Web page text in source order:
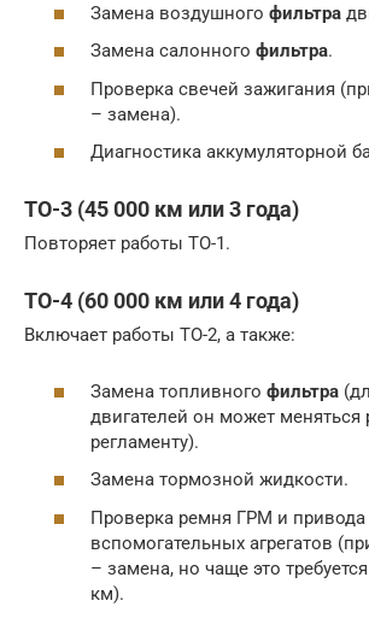
Замена воздушного фильтра
Замена салонного фильтра.
Проверка свечей зажигания
– замена).
Диагностика аккумуляторной
ТО-3 (45 000 км или 3 года)
Повторяет работы ТО-1.
ТО-4 (60 000 км или 4 года)
Включает работы ТО-2, а также:
Замена топливного фильтра
двигателей он может меняться
регламенту).
Замена тормозной жидкости.
Проверка ремня ГРМ и привода
вспомогательных агрегатов
– замена, но чаще это
км).